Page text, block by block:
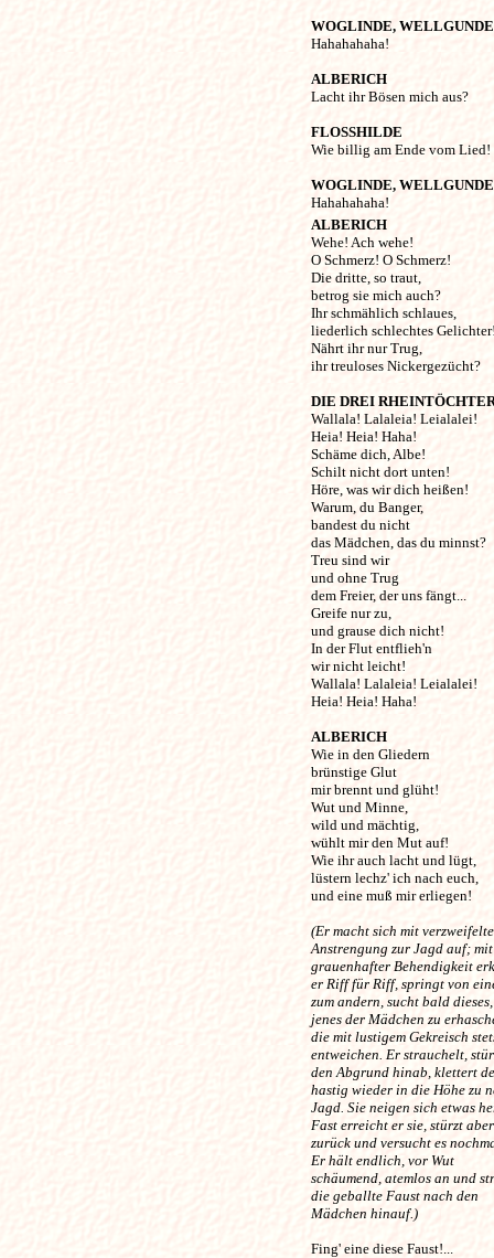
WOGLINDE,
Hahahahaha!
ALBERICH
Lacht ihr Bösen mich aus?
FLOSSHILDE
Wie billig am Ende vom Lied!
WOGLINDE,
ALBERICH
Wehe! Ach wehe!
O Schmerz! O Schmerz!
Die dritte, so traut,
betrog sie mich auch?
Ihr schmählich schlaues,
liederlich schlechtes
Nährt ihr nur Trug,
ihr treuloses Nickergezücht?
DIE DREI
Wallala! Lalaleia! Leialalei!
Heia! Heia! Haha!
Schäme dich, Albe!
Schilt nicht dort unten!
Höre, was wir dich heißen!
Warum, du Banger,
bandest du nicht
das Mädchen, das du minnst?
Treu sind wir
und ohne Trug
dem Freier, der uns fängt...
Greife nur zu,
und grause dich nicht!
In der Flut entflieh'n
wir nicht leicht!
Wallala! Lalaleia! Leialalei!
Heia! Heia! Haha!
ALBERICH
Wie in den Gliedern
brünstige Glut
mir brennt und glüht!
Wut und Minne,
wild und mächtig,
wühlt mir den Mut auf!
Wie ihr auch lacht und lügt,
lüstern lechz' ich nach euch,
und eine muß mir erliegen!
(Er macht sich mit
Anstrengung zur Jagd auf; mit
grauenhafter Behendigkeit
er Riff für Riff, springt von
zum andern, sucht bald
jenes der Mädchen zu
die mit lustigem Gekreisch
entweichen. Er strauchelt,
den Abgrund hinab, klettert
hastig wieder in die Höhe zu
Jagd. Sie neigen sich etwas
Fast erreicht er sie, stürzt
zurück und versucht es
Er hält endlich, vor Wut
schäumend, atemlos an und
die geballte Faust nach den
Mädchen hinauf.)
Fing' eine diese Faust!...